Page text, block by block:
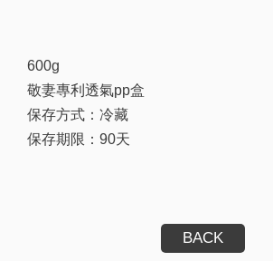
600g
敬妻專利透氣pp盒
保存方式：冷藏
保存期限：90天
BACK